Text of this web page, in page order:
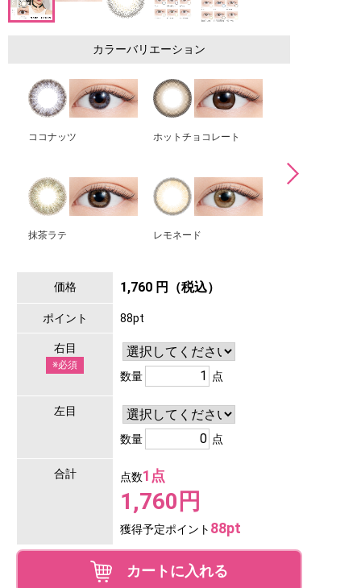
カラーバリエーション
ココナッツ ホットチョコレート
抹茶ラテ レモネード
価格 1,760 円（税込）
ポイント 88pt
右目
※必須
数量 点
左目
数量 点
合計 点数1点
1,760円
獲得予定ポイント 88pt
カートに入れる